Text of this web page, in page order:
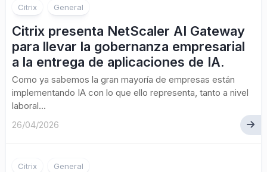
Citrix General
Citrix presenta NetScaler AI Gateway
para llevar la gobernanza empresarial
a la entrega de aplicaciones de IA.
Como ya sabemos la gran mayoría de empresas están
implementando IA con lo que ello representa, tanto a nivel
laboral...
26/04/2026
Citrix General